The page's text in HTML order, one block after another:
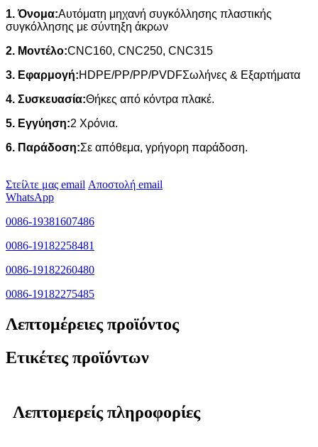
1. Όνομα:Αυτόματη μηχανή συγκόλλησης πλαστικής
συγκόλλησης με σύντηξη άκρων
2. Μοντέλο:CNC160, CNC250, CNC315
3. Εφαρμογή:HDPE/PP/PP/PVDFΣωλήνες & Εξαρτήματα
4. Συσκευασία:Θήκες από κόντρα πλακέ.
5. Εγγύηση:2 Χρόνια.
6. Παράδοση:Σε απόθεμα, γρήγορη παράδοση.
Στείλτε μας email Αποστολή email
WhatsApp
0086-19381607486
0086-19182258481
0086-19182260480
0086-19182275485
Λεπτομέρειες προϊόντος
Ετικέτες προϊόντων
Λεπτομερείς πληροφορίες